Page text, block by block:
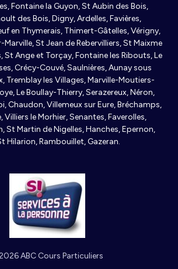
Fontaine la Guyon, St Aubin des Bois,
des Bois, Digny, Ardelles, Favières,
en Thymerais, Thimert-Gâtelles, Vérigny,
St Jean de Rebervilliers, St Maixme
St Ange et Torçay, Fontaine les Ribouts, Le
Crécy-Couvé, Saulnières, Aunay sous
Tremblay les Villages, Marville-Moutiers-
Le Boullay-Thierry, Serazereux, Néron,
Chaudon, Villemeux sur Eure, Bréchamps,
le Morhier, Senantes, Faverolles,
St Martin de Nigelles, Hanches, Epernon,
Hilarion, Rambouillet, Gazeran.
ABC Cours Particuliers